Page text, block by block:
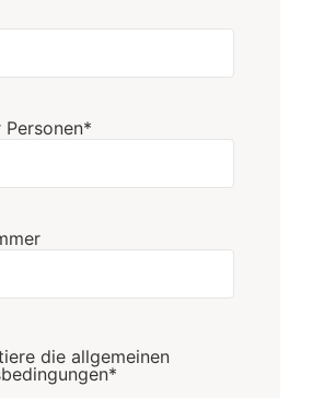
Personen*
die allgemeinen